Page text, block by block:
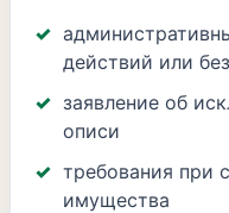
действий или
заявление об
описи
требования при
имущества